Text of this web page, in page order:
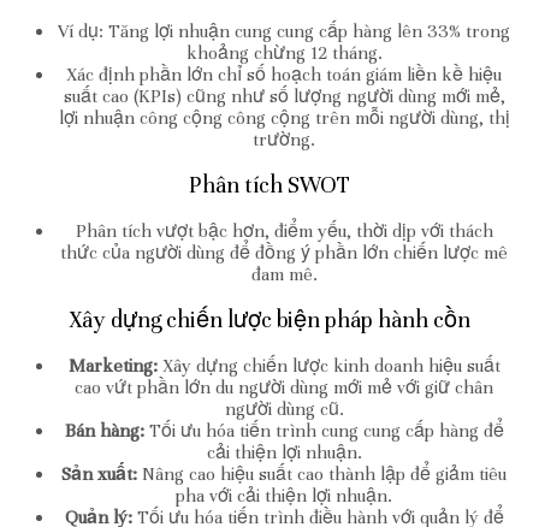
Ví dụ: Tăng lợi nhuận cung cung cấp hàng lên 33% trong
khoảng chừng 12 tháng.
Xác định phần lớn chỉ số hoạch toán giám liền kề hiệu
suất cao (KPIs) cũng như số lượng người dùng mới mẻ,
lợi nhuận công cộng công cộng trên mỗi người dùng, thị
trường.
Phân tích SWOT
Phân tích vượt bậc hơn, điểm yếu, thời dịp với thách
thức của người dùng để đồng ý phần lớn chiến lược mê
đam mê.
Xây dựng chiến lược biện pháp hành cồn
Marketing:Xây dựng chiến lược kinh doanh hiệu suất
cao vứt phần lớn du người dùng mới mẻ với giữ chân
người dùng cũ.
Bán hàng:Tối ưu hóa tiến trình cung cung cấp hàng để
cải thiện lợi nhuận.
Sản xuất: Nâng cao hiệu suất cao thành lập để giảm tiêu
pha với cải thiện lợi nhuận.
Quản lý:Tối ưu hóa tiến trình điều hành với quản lý để